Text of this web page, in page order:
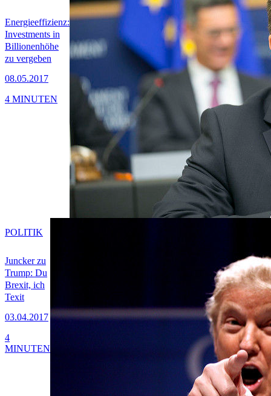
Energieeffizienz:
Investments in
Billionenhöhe
zu vergeben
08.05.2017
4 MINUTEN
Juncker zu
Trump: Du
Brexit, ich
Texit
03.04.2017
POLITIK
4
MINUTEN